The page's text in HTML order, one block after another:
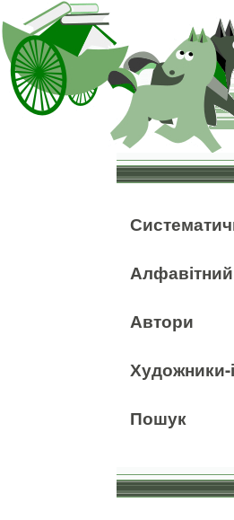
Автори
Художники-
Пошук